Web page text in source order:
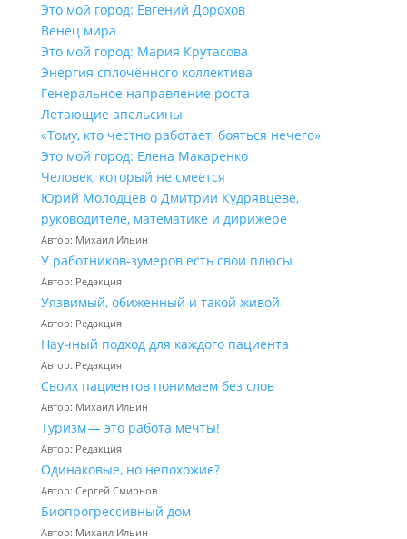
Это мой город: Евгений Дорохов
Венец мира
Это мой город: Мария Крутасова
Энергия сплочённого коллектива
Генеральное направление роста
Летающие апельсины
«Тому, кто честно работает, бояться нечего»
Это мой город: Елена Макаренко
Человек, который не смеётся
Юрий Молодцев о Дмитрии Кудрявцеве,
руководителе, математике и дирижёре
Автор: Михаил Ильин
У работников‑зумеров есть свои плюсы
Автор: Редакция
Уязвимый, обиженный и такой живой
Автор: Редакция
Научный подход для каждого пациента
Автор: Редакция
Своих пациентов понимаем без слов
Автор: Михаил Ильин
Туризм — это работа мечты!
Автор: Редакция
Одинаковые, но непохожие?
Автор: Сергей Смирнов
Биопрогрессивный дом
Автор: Михаил Ильин